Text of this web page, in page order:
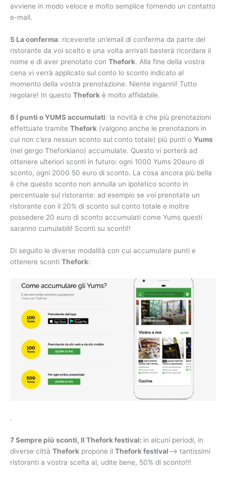
avviene in modo veloce e molto semplice fornendo un contatto
e-mail.
5 La conferma: riceverete un’email di conferma da parte del
ristorante da voi scelto e una volta arrivati basterà ricordare il
nome e di aver prenotato con Thefork. Alla fine della vostra
cena vi verrà applicato sul conto lo sconto indicato al
momento della vostra prenotazione. Niente inganni! Tutto
regolare! In questo Thefork è molto affidabile.
6 I punti o YUMS accumulati: la novità è che più prenotazioni
effettuate tramite Thefork (valgono anche le prenotazioni in
cui non c’era nessun sconto sul conto totale) più punti o Yums
(nel gergo Theforkiano) accumulate. Questo vi porterà ad
ottenere ulteriori sconti in futuro: ogni 1000 Yums 20euro di
sconto, ogni 2000 50 euro di sconto. La cosa ancora più bella
è che questo sconto non annulla un ipotetico sconto in
percentuale sul ristorante: ad esempio se voi prenotate un
ristorante con il 20% di sconto sul conto totale e inoltre
possedere 20 euro di sconto accumulati come Yums questi
saranno cumulabili! Sconti su sconti!!
Di seguito le diverse modalità con cui accumulare punti e
ottenere sconti Thefork:
.
7 Sempre più sconti, Il Thefork festival: in alcuni periodi, in
diverse città Thefork propone il Thefork festival–> tantissimi
ristoranti a vostra scelta al, udite bene, 50% di sconto!!!